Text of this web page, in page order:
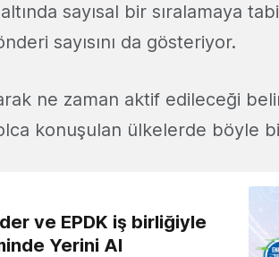
sayısal bir sıralamaya
sayısını da gösteriyor.
ne zaman aktif edileceği
konuşulan ülkelerde böyle
ve EPDK iş birliğiyle
Yerini Al